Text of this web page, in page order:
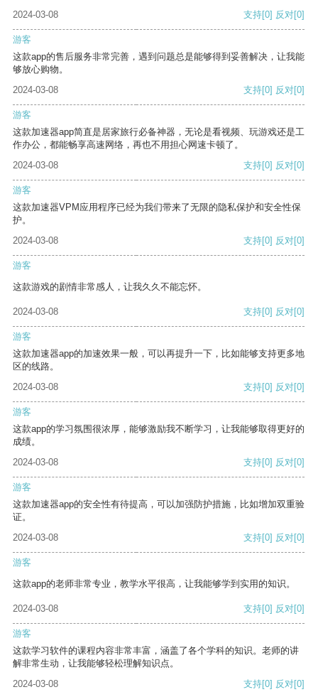
2024-03-08 支持[0] 反对[0]
游客
这款app的售后服务非常完善，遇到问题总是能够得到妥善解决，让我能
够放心购物。
2024-03-08
支持[0] 反对[0]
游客
这款加速器app简直是居家旅行必备神器，无论是看视频、玩游戏还是工
作办公，都能畅享高速网络，再也不用担心网速卡顿了。
2024-03-08
支持[0] 反对[0]
游客
这款加速器VPM应用程序已经为我们带来了无限的隐私保护和安全性保
护。
2024-03-08
支持[0] 反对[0]
游客
这款游戏的剧情非常感人，让我久久不能忘怀。
2024-03-08 支持[0] 反对[0]
游客
这款加速器app的加速效果一般，可以再提升一下，比如能够支持更多地
区的线路。
2024-03-08
支持[0] 反对[0]
游客
这款app的学习氛围很浓厚，能够激励我不断学习，让我能够取得更好的
成绩。
2024-03-08
支持[0] 反对[0]
游客
这款加速器app的安全性有待提高，可以加强防护措施，比如增加双重验
证。
2024-03-08
支持[0] 反对[0]
游客
这款app的老师非常专业，教学水平很高，让我能够学到实用的知识。
2024-03-08 支持[0] 反对[0]
游客
这款学习软件的课程内容非常丰富，涵盖了各个学科的知识。老师的讲
解非常生动，让我能够轻松理解知识点。
2024-03-08
支持[0] 反对[0]